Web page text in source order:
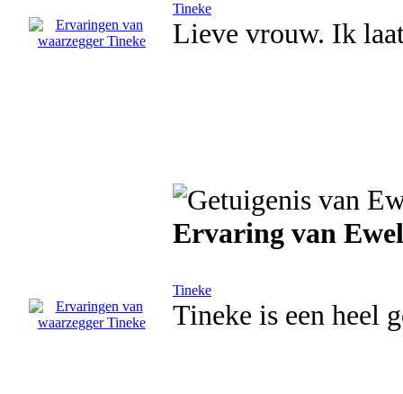
Tineke
Lieve vrouw. Ik
Ervaring van
Tineke
Tineke is een heel